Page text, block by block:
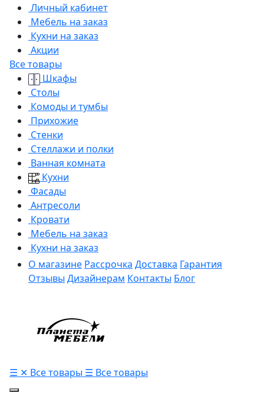
Личный кабинет
Мебель на заказ
Кухни на заказ
Акции
Все товары
Шкафы
Столы
Комоды и тумбы
Прихожие
Стенки
Стеллажи и полки
Ванная комната
Кухни
Фасады
Антресоли
Кровати
Мебель на заказ
Кухни на заказ
О магазине Рассрочка Доставка Гарантия
Отзывы Дизайнерам Контакты Блог
☰ ✕ Все товары ☰ Все товары